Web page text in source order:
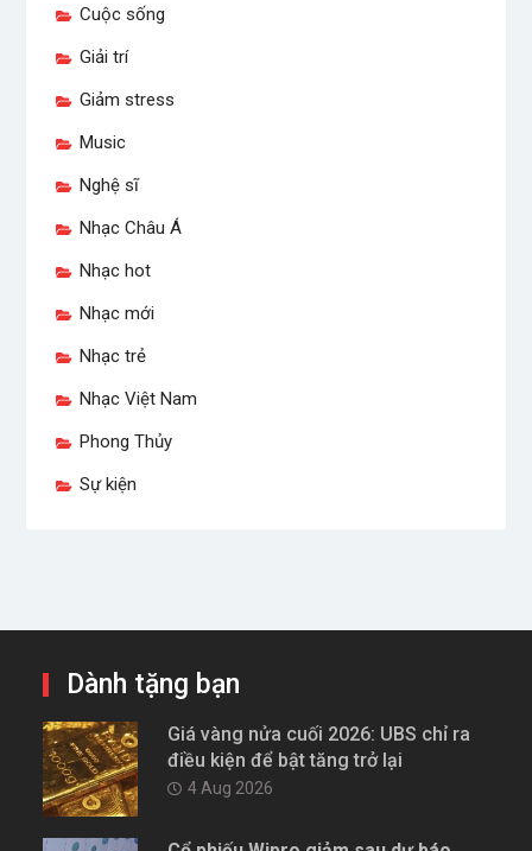
Cuộc sống
Giải trí
Giảm stress
Music
Nghệ sĩ
Nhạc Châu Á
Nhạc hot
Nhạc mới
Nhạc trẻ
Nhạc Việt Nam
Phong Thủy
Sự kiện
Dành tặng bạn
Giá vàng nửa cuối 2026: UBS chỉ ra
điều kiện để bật tăng trở lại
4 Aug 2026